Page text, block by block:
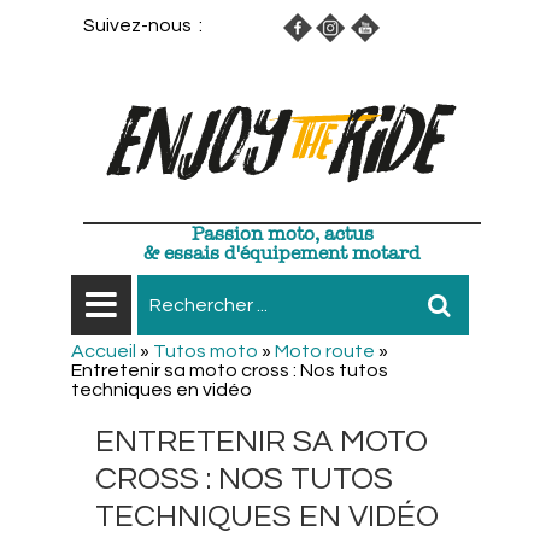
Suivez-nous :
Passion moto, actus
& essais d'équipement motard
Accueil » Tutos moto » Moto route »
Entretenir sa moto cross : Nos tutos
techniques en vidéo
ENTRETENIR SA MOTO
CROSS : NOS TUTOS
TECHNIQUES EN VIDÉO